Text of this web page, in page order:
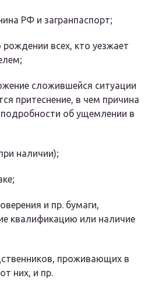
РФ и загранпаспорт;
рождении всех, кто уезжает
сложившейся ситуации
притеснение, в чем причина
об ущемлении в
наличии);
и пр. бумаги,
квалификацию или наличие
проживающих в
них, и пр.